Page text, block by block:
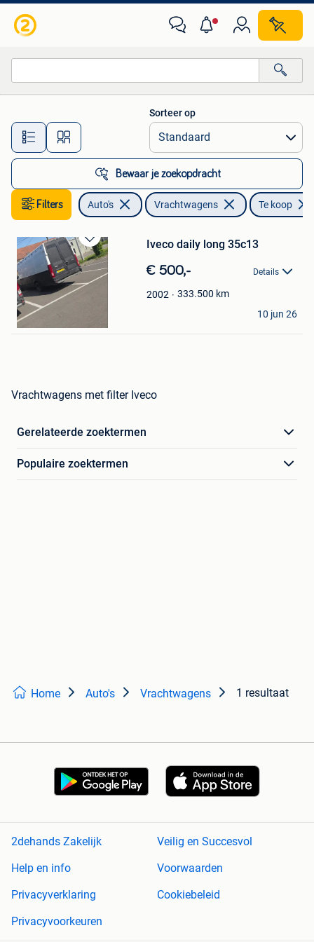
Alle afstanden…
Sorteer op
Bewaar je zoekopdracht
Filters Auto's Vrachtwagens Te koop
Bewaren
in
Mijn
Favorieten
Iveco daily long 35c13
€ 500,- Details
2002 333.500 km
Nolan Durenne
Tournai
10 jun 26
Vrachtwagens met filter Iveco
Gerelateerde zoektermen
Populaire zoektermen
Home Auto's Vrachtwagens 1 resultaat
2dehands Zakelijk
Veilig en Succesvol
Help en info
Voorwaarden
Privacyverklaring
Cookiebeleid
Privacyvoorkeuren